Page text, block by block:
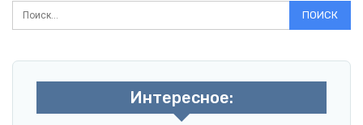
Интересное: